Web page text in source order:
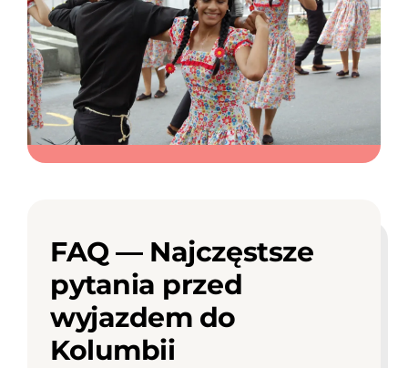
FAQ — Najczęstsze
pytania przed
wyjazdem do
Kolumbii